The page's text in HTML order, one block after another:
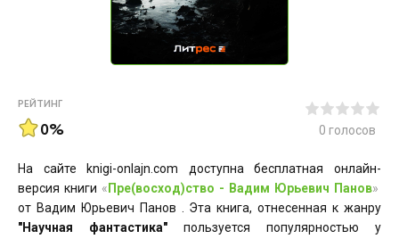
РЕЙТИНГ
0% 0 голосов
На сайте knigi-onlajn.com доступна бесплатная онлайн-
версия книги « Пре(восход)ство - Вадим Юрьевич Панов»
от Вадим Юрьевич Панов . Эта книга, отнесенная к жанру
"Научная фантастика" пользуется популярностью у